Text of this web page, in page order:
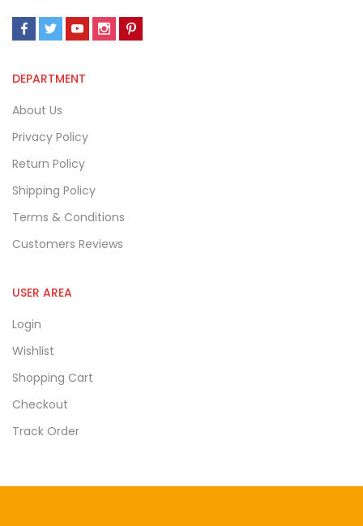
DEPARTMENT
About Us
Privacy Policy
Return Policy
Shipping Policy
Terms & Conditions
Customers Reviews
USER AREA
Login
Wishlist
Shopping Cart
Checkout
Track Order